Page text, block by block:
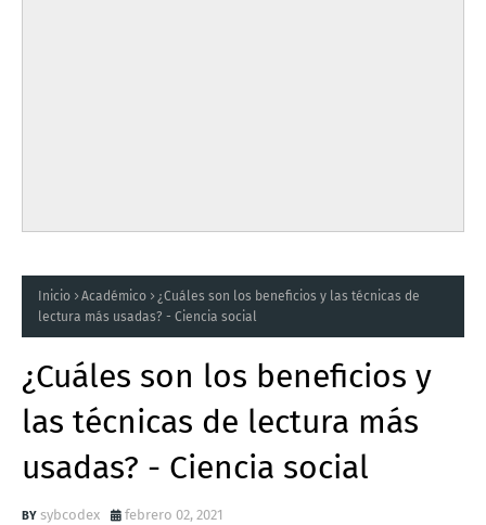
Inicio Académico
¿Cuáles son los beneficios y las técnicas de
lectura más usadas? - Ciencia social
¿Cuáles son los beneficios y
las técnicas de lectura más
usadas? - Ciencia social
sybcodex febrero 02, 2021